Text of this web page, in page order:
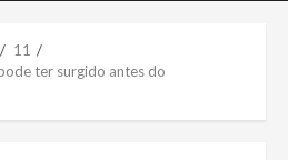
11
ter surgido antes do